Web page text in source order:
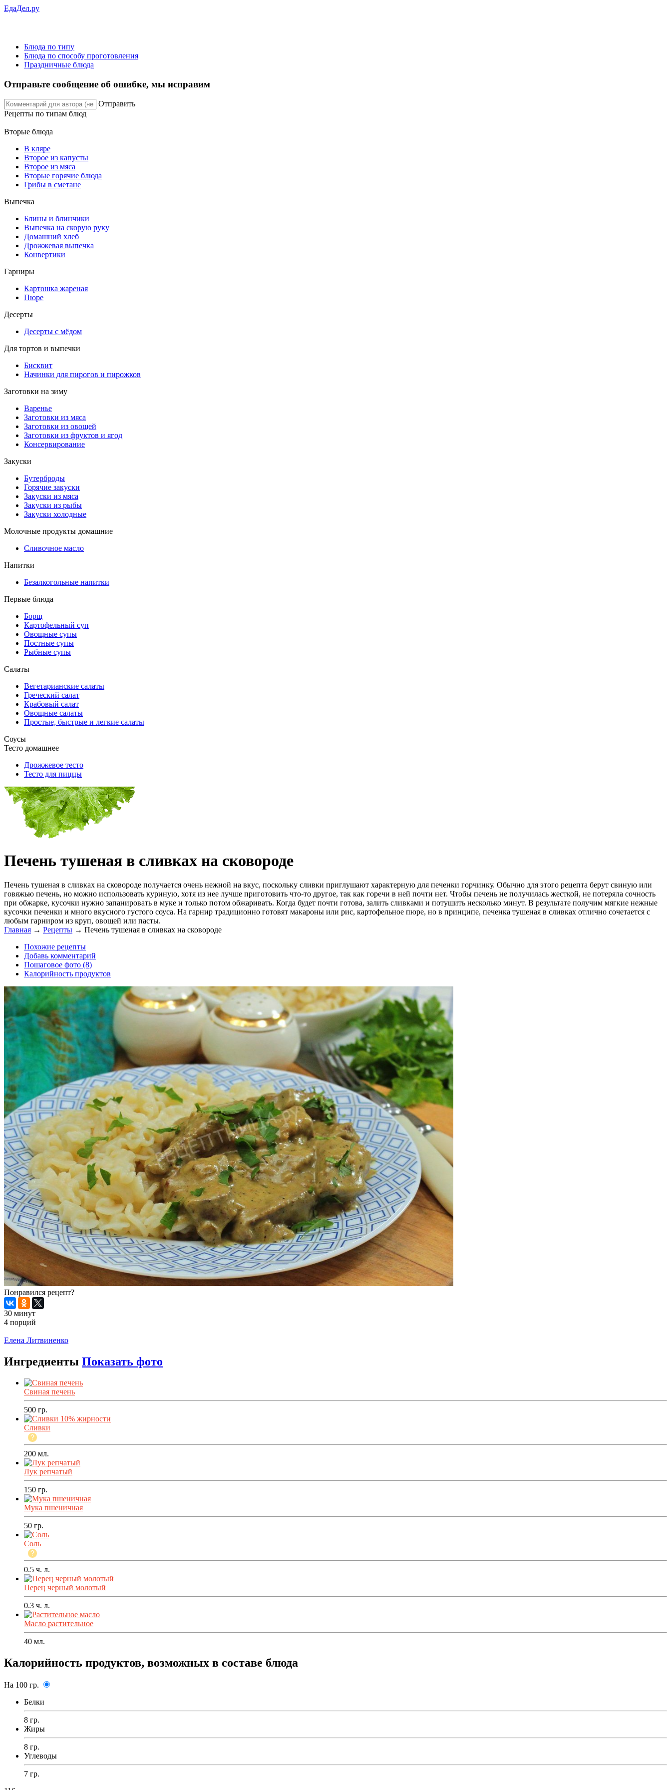
ЕдаДел.ру
Блюда по типу
Блюда по способу проготовления
Праздничные блюда
Отправьте сообщение об ошибке, мы исправим
Отправить
Рецепты по типам блюд
Вторые блюда
В кляре
Второе из капусты
Второе из мяса
Вторые горячие блюда
Грибы в сметане
Выпечка
Блины и блинчики
Выпечка на скорую руку
Домашний хлеб
Дрожжевая выпечка
Конвертики
Гарниры
Картошка жареная
Пюре
Десерты
Десерты с мёдом
Для тортов и выпечки
Бисквит
Начинки для пирогов и пирожков
Заготовки на зиму
Варенье
Заготовки из мяса
Заготовки из овощей
Заготовки из фруктов и ягод
Консервирование
Закуски
Бутерброды
Горячие закуски
Закуски из мяса
Закуски из рыбы
Закуски холодные
Молочные продукты домашние
Сливочное масло
Напитки
Безалкогольные напитки
Первые блюда
Борщ
Картофельный суп
Овощные супы
Постные супы
Рыбные супы
Салаты
Вегетарианские салаты
Греческий салат
Крабовый салат
Овощные салаты
Простые, быстрые и легкие салаты
Соусы
Тесто домашнее
Дрожжевое тесто
Тесто для пиццы
Печень тушеная в сливках на сковороде
Печень тушеная в сливках на сковороде получается очень нежной на вкус, поскольку сливки приглушают характерную для печенки горчинку. Обычно для этого рецепта берут свиную или
говяжью печень, но можно использовать куриную, хотя из нее лучше приготовить что-то другое, так как горечи в ней почти нет. Чтобы печень не получилась жесткой, не потеряла сочность
при обжарке, кусочки нужно запанировать в муке и только потом обжаривать. Когда будет почти готова, залить сливками и потушить несколько минут. В результате получим мягкие нежные
кусочки печенки и много вкусного густого соуса. На гарнир традиционно готовят макароны или рис, картофельное пюре, но в принципе, печенка тушеная в сливках отлично сочетается с
любым гарниром из круп, овощей или пасты.
Главная → Рецепты → Печень тушеная в сливках на сковороде
Похожие рецепты
Добавь комментарий
Пошаговое фото (8)
Калорийность продуктов
Понравился рецепт?
30 минут
4 порций
Елена Литвиненко
Ингредиенты Показать фото
Свиная печень
500 гр.
Сливки
200 мл.
Лук репчатый
150 гр.
Мука пшеничная
50 гр.
Соль
0.5 ч. л.
Перец черный молотый
0.3 ч. л.
Масло растительное
40 мл.
Калорийность продуктов, возможных в составе блюда
На 100 гр.
Белки
8 гр.
Жиры
8 гр.
Углеводы
7 гр.